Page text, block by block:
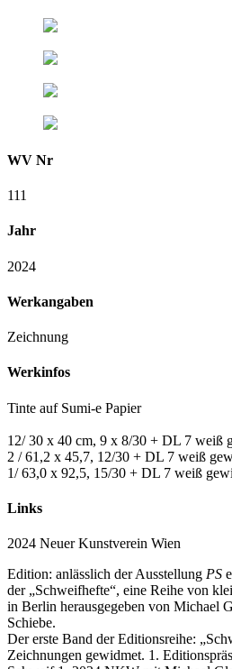
WV Nr
111
Jahr
2024
Werkangaben
Zeichnung
Werkinfos
Tinte auf Sumi-e Papier
12/ 30 x 40 cm, 9 x 8/30 + DL 7 weiß
2 / 61,2 x 45,7, 12/30 + DL 7 weiß
1/ 63,0 x 92,5, 15/30 + DL 7 weiß
Links
2024 Neuer Kunstverein Wien
Edition: anlässlich der Ausstellung PS
der „Schweifhefte“, eine Reihe von
in Berlin herausgegeben von Michael
Schiebe.
Der erste Band der Editionsreihe:
Zeichnungen gewidmet. 1.